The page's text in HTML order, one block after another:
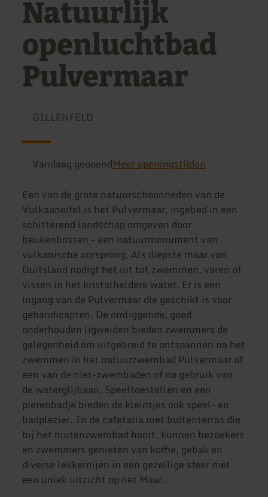
Natuurlijk
openluchtbad
Pulvermaar
GILLENFELD
Vandaag geopendMeer openingstijden
Een van de grote natuurschoonheden van de
Vulkaaneifel is het Pulvermaar, ingebed in een
schitterend landschap omgeven door
beukenbossen - een natuurmonument van
vulkanische oorsprong. Als diepste maar van
Duitsland nodigt het uit tot zwemmen, varen of
vissen in het kristalheldere water. Er is een
ingang van de Pulvermaar die geschikt is voor
gehandicapten. De omliggende, goed
onderhouden ligweiden bieden zwemmers de
gelegenheid om uitgebreid te ontspannen na het
zwemmen in het natuurzwembad Pulvermaar of
een van de niet-zwembaden of na gebruik van
de waterglijbaan. Speeltoestellen en een
pierenbadje bieden de kleintjes ook speel- en
badplezier. In de cafetaria met buitenterras die
bij het buitenzwembad hoort, kunnen bezoekers
en zwemmers genieten van koffie, gebak en
diverse lekkernijen in een gezellige sfeer met
een uniek uitzicht op het Maar.